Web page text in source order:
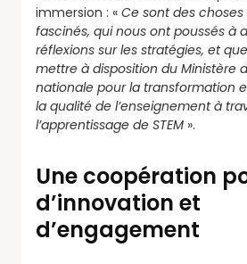
immersion : « Ce sont des
fascinés, qui nous ont poussés à
réflexions sur les stratégies, et
mettre à disposition du Ministère
nationale pour la transformation
la qualité de l’enseignement à
l’apprentissage de STEM ».
Une coopération
d’innovation et
d’engagement